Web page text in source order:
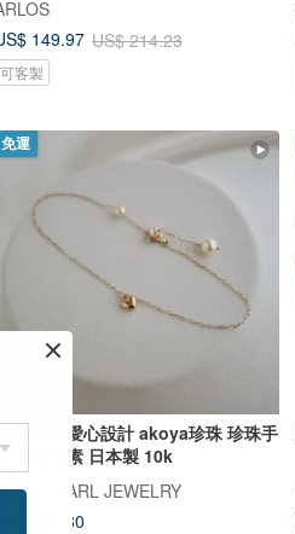
149.97 US$ 214.23
可客製
免運
人氣返場 愛心設計 akoya珍珠 珍珠手
鏈 愛心元素 日本製 10k
PEARL JEWELRY
US$ 261.80